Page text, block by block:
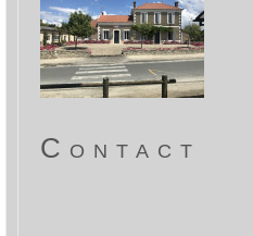
Contact